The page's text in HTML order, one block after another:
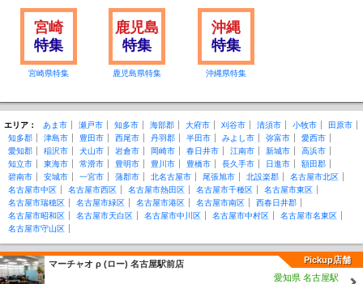
宮崎
特集
宮崎県特集
鹿児島
特集
鹿児島県特集
沖縄
特集
沖縄県特集
エリア： あま市 瀬戸市 知多市 海部郡 大府市 刈谷市 清須市 小牧市
田原市
知多郡
津島市 豊田市 西尾市 丹羽郡 半田市 みよし市 弥富市
愛西市
愛知郡
稲沢市 犬山市 岩倉市 岡崎市 春日井市 江南市 新城市
高浜市
知立市
東海市 常滑市 豊明市 豊川市 豊橋市 長久手市 日進市
額田郡
碧南市
安城市 一宮市 蒲郡市 北名古屋市 尾張旭市 北設楽郡
名古屋市北区
名古屋市中区
名古屋市西区 名古屋市熱田区 名古屋市千種区
名古屋市東区
名古屋市瑞穂区
名古屋市緑区 名古屋市港区 名古屋市南区
西春日井郡
名古屋市昭和区
名古屋市天白区 名古屋市中川区 名古屋市中村区
名古屋市名東区
名古屋市守山区
Pickup店舗
マーチャオ ρ (ロー) 名古屋駅前店
愛知県 名古屋駅